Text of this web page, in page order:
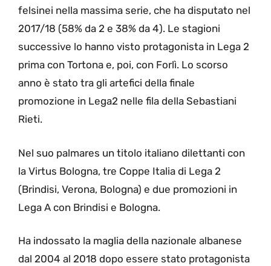
felsinei nella massima serie, che ha disputato nel
2017/18 (58% da 2 e 38% da 4). Le stagioni
successive lo hanno visto protagonista in Lega 2
prima con Tortona e, poi, con Forlì. Lo scorso
anno è stato tra gli artefici della finale
promozione in Lega2 nelle fila della Sebastiani
Rieti.
Nel suo palmares un titolo italiano dilettanti con
la Virtus Bologna, tre Coppe Italia di Lega 2
(Brindisi, Verona, Bologna) e due promozioni in
Lega A con Brindisi e Bologna.
Ha indossato la maglia della nazionale albanese
dal 2004 al 2018 dopo essere stato protagonista